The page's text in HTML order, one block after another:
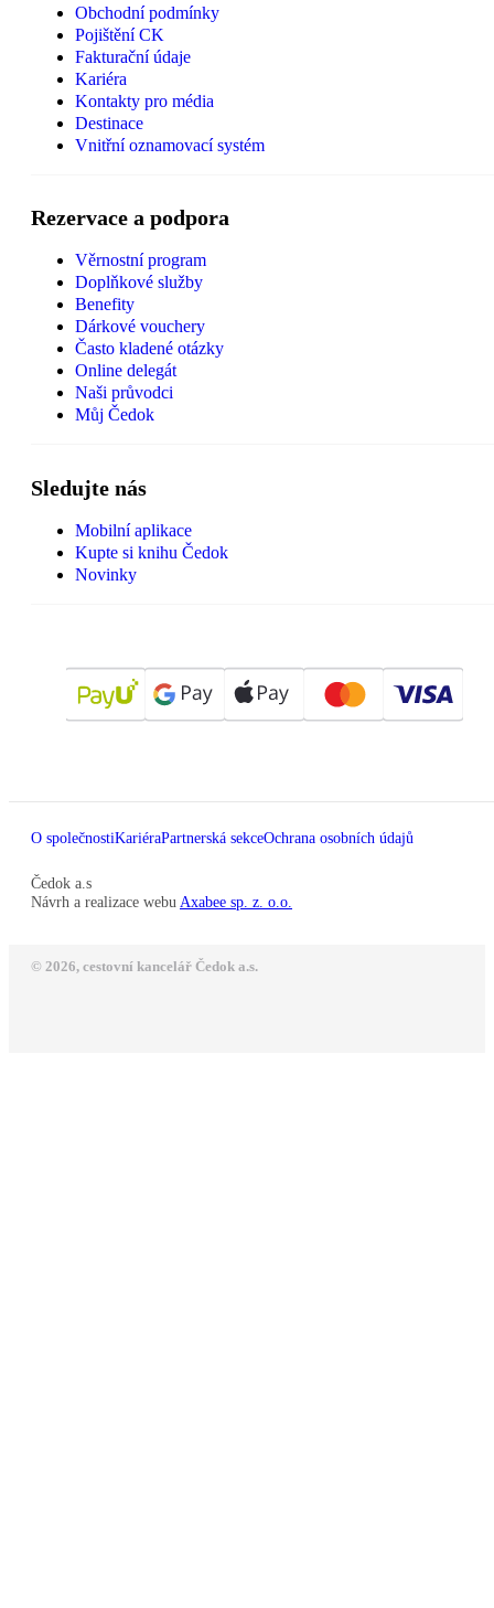
Obchodní podmínky
Pojištění CK
Fakturační údaje
Kariéra
Kontakty pro média
Destinace
Vnitřní oznamovací systém
Rezervace a podpora
Věrnostní program
Doplňkové služby
Benefity
Dárkové vouchery
Často kladené otázky
Online delegát
Naši průvodci
Můj Čedok
Sledujte nás
Mobilní aplikace
Kupte si knihu Čedok
Novinky
O společnostiKariéraPartnerská sekceOchrana osobních údajů
Čedok a.s
Návrh a realizace webu Axabee sp. z. o.o.
© 2026, cestovní kancelář Čedok a.s.